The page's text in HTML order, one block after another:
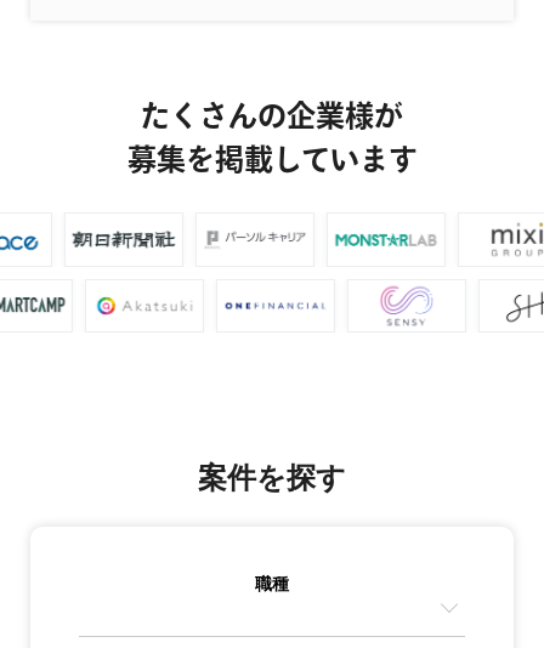
たくさんの企業様が
募集を掲載しています
案件を探す
職種